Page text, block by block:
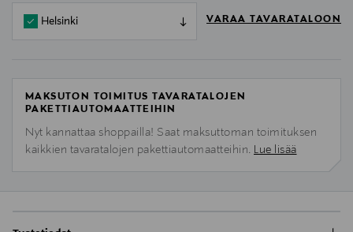
Helsinki VARAA TAVARATALOON
MAKSUTON TOIMITUS TAVARATALOJEN
PAKETTIAUTOMAATTEIHIN
Nyt kannattaa shoppailla! Saat maksuttoman toimituksen
kaikkien tavaratalojen pakettiautomaatteihin. Lue lisää